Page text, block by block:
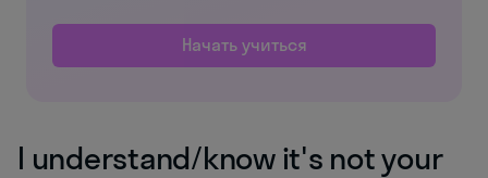
Начать учиться
I understand/know it's not your